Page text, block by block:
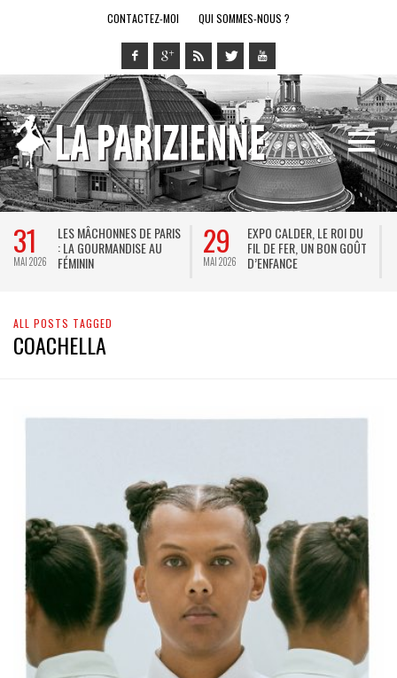
CONTACTEZ-MOI QUI SOMMES-NOUS ?
31
MAI 2026
LES MÂCHONNES DE PARIS
: LA GOURMANDISE AU
FÉMININ
29
MAI 2026
EXPO CALDER, LE ROI DU
FIL DE FER, UN BON GOÛT
D’ENFANCE
ALL POSTS TAGGED
COACHELLA